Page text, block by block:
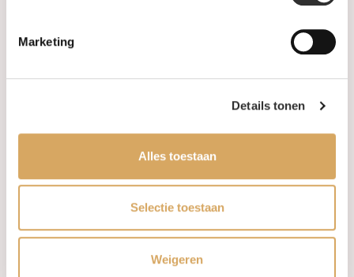
Marketing
Details tonen
Alles toestaan
Selectie toestaan
Weigeren
Trouwringen